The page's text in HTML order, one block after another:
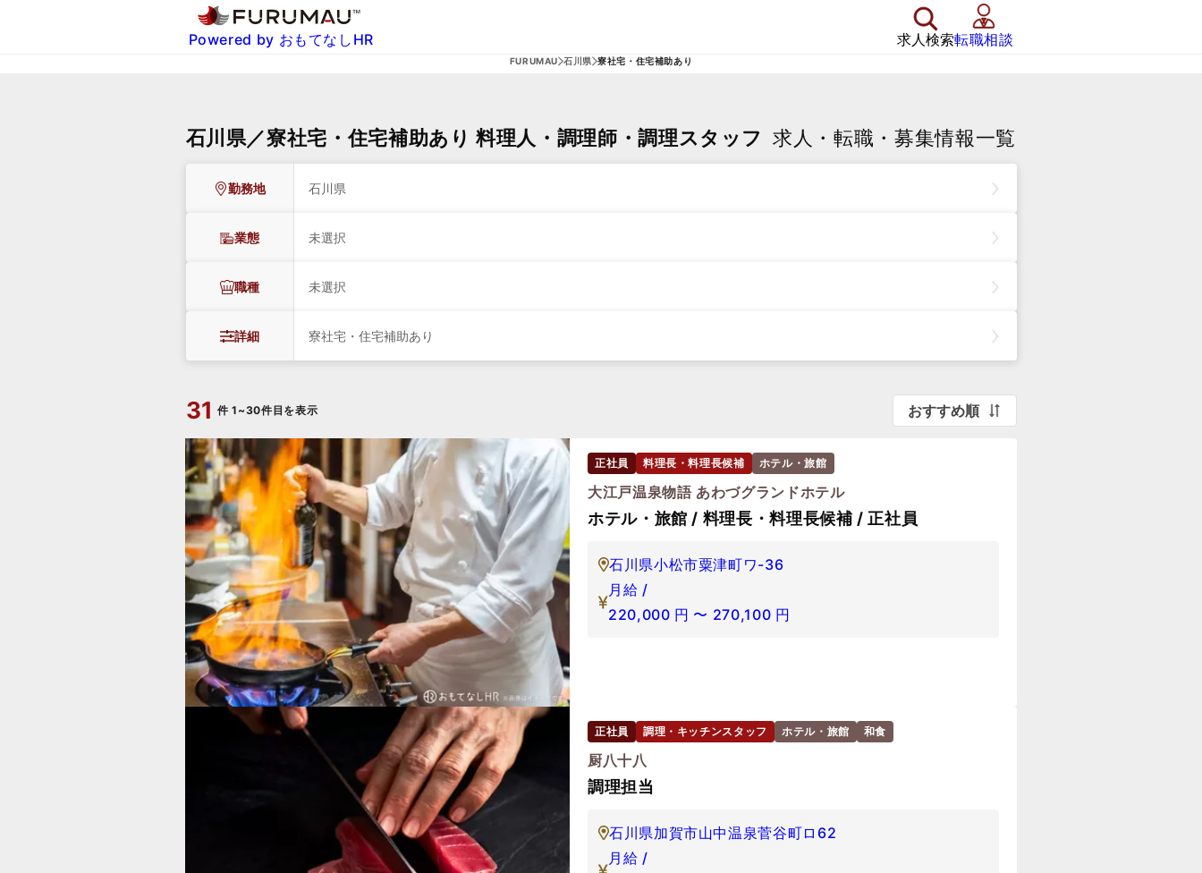
Powered by おもてなしHR 求人検索転職相談
FURUMAU 石川県 寮社宅・住宅補助あり
石川県／寮社宅・住宅補助あり 料理人・調理師・調理スタッフ 求人・転職・募集情報一覧
勤務地 石川県
業態 未選択
職種 未選択
詳細 寮社宅・住宅補助あり
31 件 1~30件目を表示 おすすめ順
正社員 料理長・料理長候補 ホテル・旅館
大江戸温泉物語 あわづグランドホテル
ホテル・旅館 / 料理長・料理長候補 / 正社員
石川県小松市粟津町ワ-36
月給 /
220,000 円 〜 270,100 円
正社員 調理・キッチンスタッフ ホテル・旅館 和食
厨八十八
調理担当
石川県加賀市山中温泉菅谷町ロ62
月給 /